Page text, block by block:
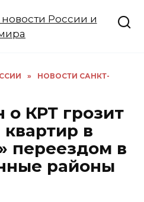
»
НОВОСТИ САНКТ-
о КРТ грозит
в
переездом в
районы